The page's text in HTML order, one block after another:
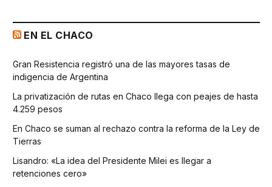
EN EL CHACO
Gran Resistencia registró una de las mayores tasas de
indigencia de Argentina
La privatización de rutas en Chaco llega con peajes de hasta
4.259 pesos
En Chaco se suman al rechazo contra la reforma de la Ley de
Tierras
Lisandro: «La idea del Presidente Milei es llegar a
retenciones cero»